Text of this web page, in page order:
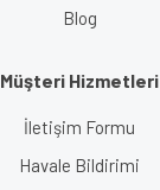
Blog
Müşteri Hizmetleri
İletişim Formu
Havale Bildirimi